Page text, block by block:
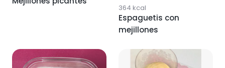
364 kcal
Espaguetis con
mejillones